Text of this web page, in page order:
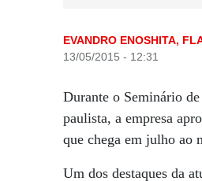
EVANDRO ENOSHITA,
13/05/2015 - 12:31
Durante o Seminário
paulista, a empresa
que chega em julho ao
Um dos destaques da